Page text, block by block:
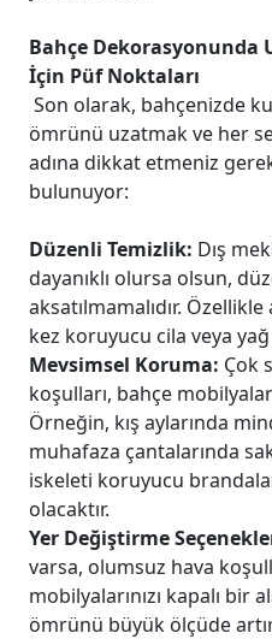
Bahçe Dekorasyonunda
İçin Püf Noktaları
Son olarak, bahçenizde
ömrünü uzatmak ve her
adına dikkat etmeniz
bulunuyor:
Düzenli Temizlik: Dış
dayanıklı olursa olsun,
aksatılmamalıdır.
kez koruyucu cila veya
Mevsimsel Koruma: Çok
koşulları, bahçe
Örneğin, kış aylarında
muhafaza çantalarında
iskeleti koruyucu
olacaktır.
Yer Değiştirme
varsa, olumsuz hava
mobilyalarınızı kapalı bir
ömrünü büyük ölçüde